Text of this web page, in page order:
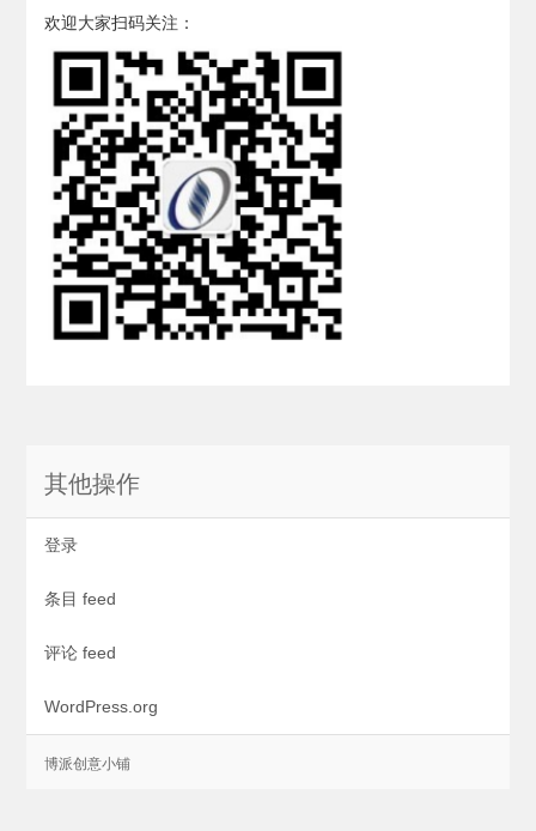
欢迎大家扫码关注：
其他操作
登录
条目 feed
评论 feed
WordPress.org